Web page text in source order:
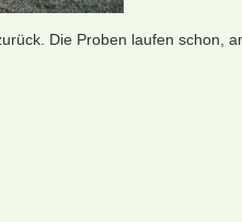
Die Proben laufen schon,